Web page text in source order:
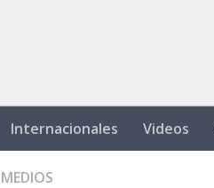
Internacionales Videos
MEDIOS